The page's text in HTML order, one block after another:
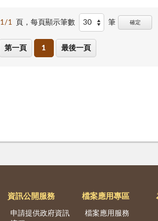
1/1 頁，每頁顯示筆數 筆 確定
第一頁 1 最後一頁
資訊公開服務
申請提供政府資訊
檔案應用專區
檔案應用服務